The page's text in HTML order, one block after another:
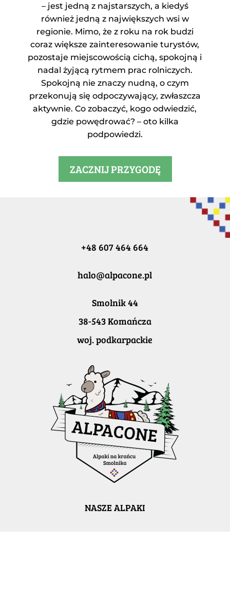
– jest jedną z najstarszych, a kiedyś
również jedną z największych wsi w
regionie. Mimo, że z roku na rok budzi
coraz większe zainteresowanie turystów,
pozostaje miejscowością cichą, spokojną i
nadal żyjącą rytmem prac rolniczych.
Spokojną nie znaczy nudną, o czym
przekonują się odpoczywający, zwłaszcza
aktywnie. Co zobaczyć, kogo odwiedzić,
gdzie powędrować? – oto kilka
podpowiedzi.
ZACZNIJ PRZYGODĘ
+48 607 464 664
halo@alpacone.pl
Smolnik 44
38-543 Komańcza
woj. podkarpackie
NASZE ALPAKI